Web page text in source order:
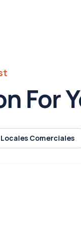
For
Locales Comerciales